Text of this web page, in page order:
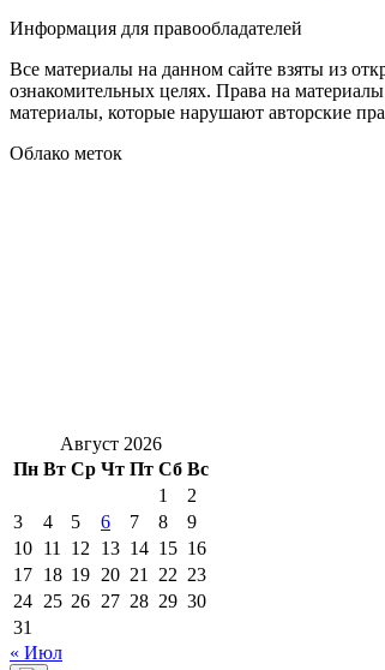
Информация для правообладателей
Все материалы на данном сайте взяты из
ознакомительных целях. Права на
материалы, которые нарушают авторские
Облако меток
Август 2026
Пн Вт Ср Чт Пт Сб Вс
1
2
3
4 5 6 7 8
9
10 11 12 13 14 15 16
17 18 19 20 21 22 23
24 25 26 27 28 29 30
31
« Июл